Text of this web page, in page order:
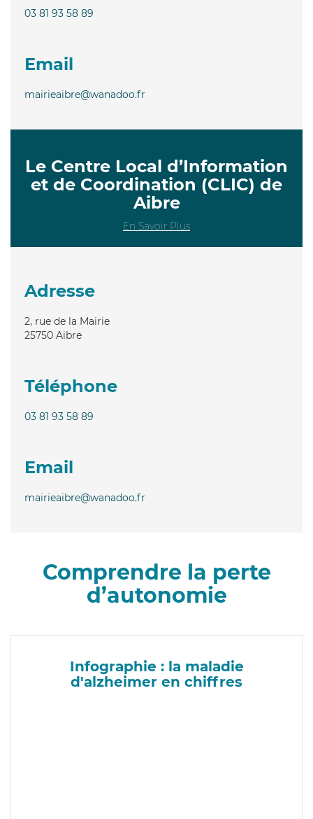
03 81 93 58 89
Email
mairieaibre@wanadoo.fr
Le Centre Local d’Information
et de Coordination (CLIC) de
Aibre
En Savoir Plus
Adresse
2, rue de la Mairie
25750 Aibre
Téléphone
03 81 93 58 89
Email
mairieaibre@wanadoo.fr
Comprendre la perte
d’autonomie
Infographie : la maladie
d'alzheimer en chiffres